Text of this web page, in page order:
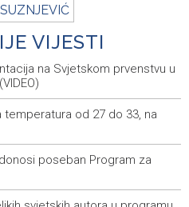
SUZNJEVIĆ
VIJESTI
na Svjetskom prvenstvu u
temperatura od 27 do 33, na
poseban Program za